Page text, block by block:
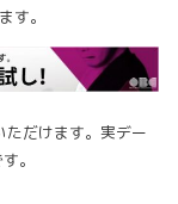
す。
だけます。実デー
。